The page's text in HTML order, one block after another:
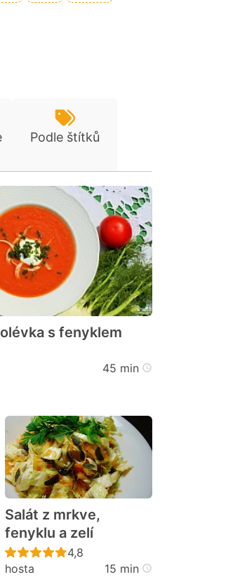
Podle štítků
s fenyklem
ještě nebyl hodnocen
45 min
Salát z mrkve,
fenyklu a zelí
Recept ještě nebyl hodnocen
4,8
hosta
15 min